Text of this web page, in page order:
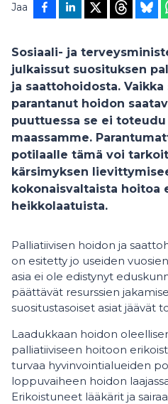
Jaa
Sosiaali- ja
julkaissut suosituksen
ja saattohoidosta. Vaikka
parantanut hoidon
puuttuessa se ei
maassamme.
potilaalle tämä voi
kärsimyksen
kokonaisvaltaista hoitoa
heikkolaatuista.
Palliatiivisen hoidon ja
on esitetty jo useiden
asia ei ole edistynyt
päättävät resurssien
suositustasoiset asiat jäävät
Laadukkaan hoidon
palliatiiviseen hoitoon
turvaa hyvinvointialueiden
loppuvaiheen hoidon
Erikoistuneet lääkärit ja